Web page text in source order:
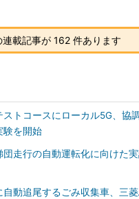
連載記事が 162 件あります
ストコースにローカル5G、協
験を開始
団走行の自動運転化に向けた
自動追尾するごみ収集車、三